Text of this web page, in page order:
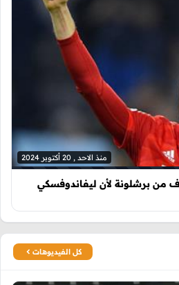
منذ الاحد , 20 أكتوبر 2024
من برشلونة لأن ليفاندوفسكي
كل الفيديوهات